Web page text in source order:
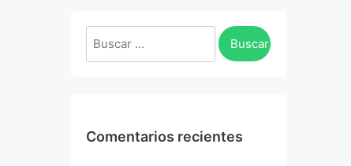
Buscar:
Comentarios recientes